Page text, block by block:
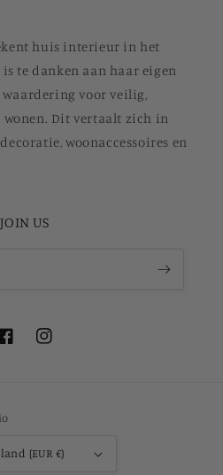
huis interieur in het
te danken aan haar eigen
voor veilig,
Dit vertaalt zich in
woonaccessoires en
JOIN US
Instagram
(EUR €)